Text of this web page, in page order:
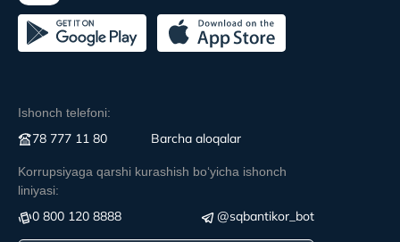
Ishonch telefoni:
78 777 11 80 Вarcha aloqalar
Korrupsiyaga qarshi kurashish boʻyicha ishonch
liniyasi:
0 800 120 8888 @sqbantikor_bot